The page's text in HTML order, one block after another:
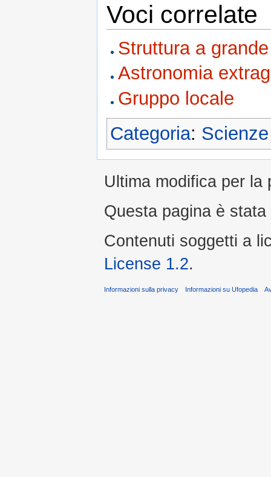
Voci correlate
Struttura a
Astronomia
Gruppo locale
Categoria: Scienze
Ultima modifica per la
Questa pagina è
Contenuti soggetti a
License 1.2.
Informazioni sulla privacy Informazioni su Ufopedia